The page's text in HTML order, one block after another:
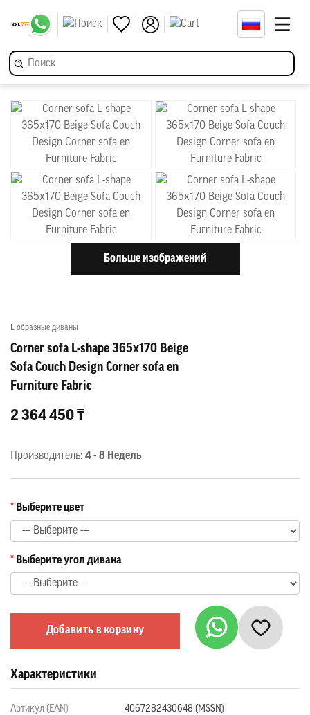
Больше изображений
L образные диваны
Corner sofa L-shape 365x170 Beige
Sofa Couch Design Corner sofa en
Furniture Fabric
2 364 450 ₸
Производитель: 4 - 8 Недель
Выберите цвет
Выберите угол дивана
Добавить в корзину
Характеристики
Артикул (EAN) 4067282430648 (MSSN)